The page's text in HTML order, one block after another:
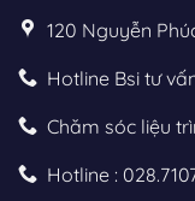
120 Nguyễn
Hotline Bsi tư
Chăm sóc liệu
Hotline :